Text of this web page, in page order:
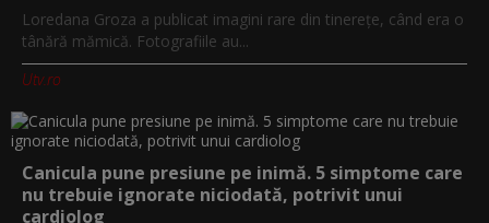
Loredana Groza a publicat imagini rare din tinerețe, când era o
tânără mămică. Fotografiile au...
Utv.ro
Canicula pune presiune pe inimă. 5 simptome care
nu trebuie ignorate niciodată, potrivit unui
cardiolog